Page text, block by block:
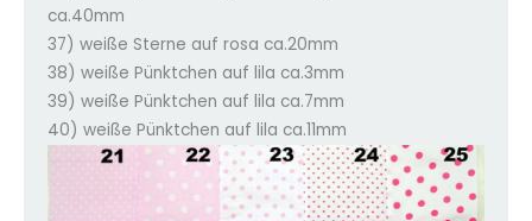
ca.40mm
37) weiße Sterne auf rosa ca.20mm
38) weiße Pünktchen auf lila ca.3mm
39) weiße Pünktchen auf lila ca.7mm
40) weiße Pünktchen auf lila ca.11mm